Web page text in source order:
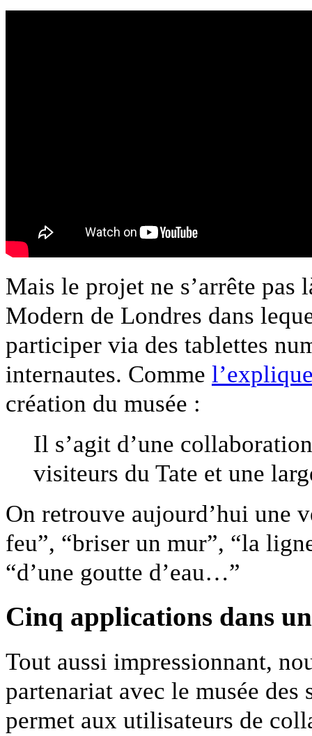
Mais le projet ne s’arrête pas
Modern de Londres dans
participer via des tablettes
internautes. Comme
création du musée :
Il s’agit d’une
visiteurs du Tate et une
On retrouve aujourd’hui une
feu”, “briser un mur”, “la
“d’une goutte d’eau…”
Cinq applications dans
Tout aussi impressionnant,
partenariat avec le musée
permet aux utilisateurs de